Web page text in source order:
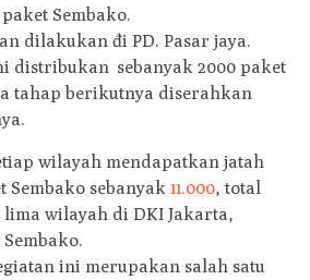
Sembako.
dilakukan đi PD. Pasar jaya.
distribukan sebanyak 2000 paket
tahap berikutnya diserahkan
wilayah mendapatkan jatah
sebanyak 11.000, total
wilayah di DKI Jakarta,
ini merupakan salah satu